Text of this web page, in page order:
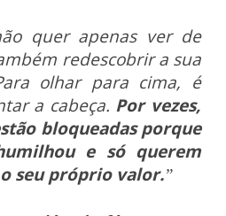
quer apenas ver de
redescobrir a sua
olhar para cima, é
a cabeça. Por vezes,
bloqueadas porque
e só querem
seu próprio valor.”